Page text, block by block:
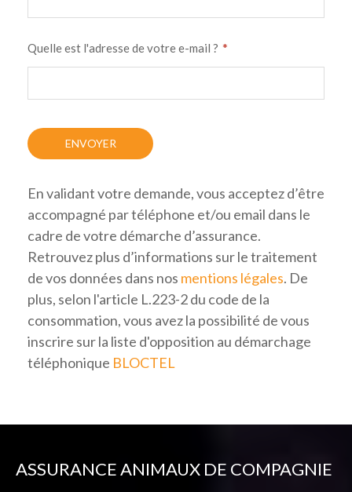
Quelle est l'adresse de votre e-mail ? *
En validant votre demande, vous acceptez d’être
accompagné par téléphone et/ou email dans le
cadre de votre démarche d’assurance.
Retrouvez plus d’informations sur le traitement
de vos données dans nos mentions légales. De
plus, selon l'article L.223-2 du code de la
consommation, vous avez la possibilité de vous
inscrire sur la liste d'opposition au démarchage
téléphonique BLOCTEL
ASSURANCE ANIMAUX DE COMPAGNIE